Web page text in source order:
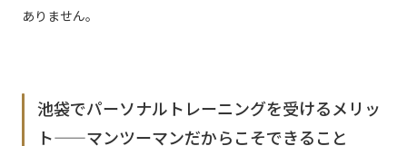
ありません。
池袋でパーソナルトレーニングを受けるメリッ
ト——マンツーマンだからこそできること